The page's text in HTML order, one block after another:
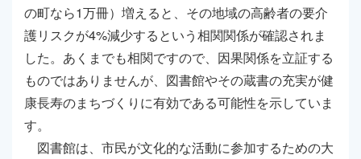
の町なら1万冊）増えると、その地域の高齢者の要介
護リスクが4%減少するという相関関係が確認されま
した。あくまでも相関ですので、因果関係を立証する
ものではありませんが、図書館やその蔵書の充実が健
康長寿のまちづくりに有効である可能性を示していま
す。
図書館は、市民が文化的な活動に参加するための大